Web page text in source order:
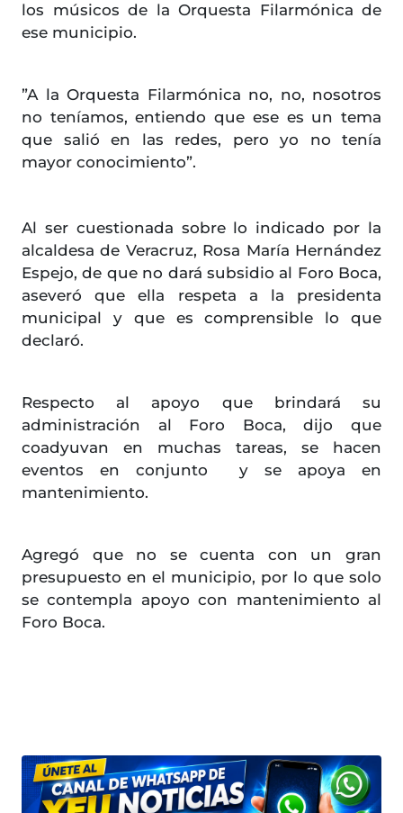
los músicos de la Orquesta Filarmónica de
ese municipio.
”A la Orquesta Filarmónica no, no, nosotros
no teníamos, entiendo que ese es un tema
que salió en las redes, pero yo no tenía
mayor conocimiento”.
Al ser cuestionada sobre lo indicado por la
alcaldesa de Veracruz, Rosa María Hernández
Espejo, de que no dará subsidio al Foro Boca,
aseveró que ella respeta a la presidenta
municipal y que es comprensible lo que
declaró.
Respecto al apoyo que brindará su
administración al Foro Boca, dijo que
coadyuvan en muchas tareas, se hacen
eventos en conjunto y se apoya en
mantenimiento.
Agregó que no se cuenta con un gran
presupuesto en el municipio, por lo que solo
se contempla apoyo con mantenimiento al
Foro Boca.